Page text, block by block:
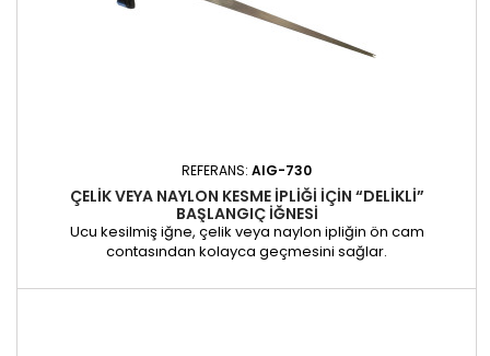
REFERANS: AIG-730
ÇELIK VEYA NAYLON KESME IPLIĞI IÇIN “DELIKLI”
BAŞLANGIÇ IĞNESI
Ucu kesilmiş iğne, çelik veya naylon ipliğin ön cam
contasından kolayca geçmesini sağlar.